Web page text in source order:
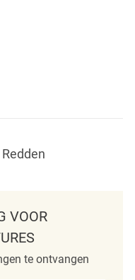
Redden
VOOR
te ontvangen